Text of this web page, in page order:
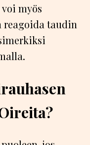
myös
reagoida taudin